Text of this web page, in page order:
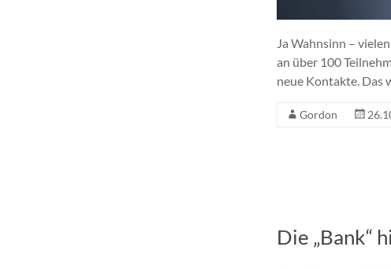
Ja Wahnsinn –
an über 100
neue Kontakte. Das
Gordon
Die „Bank“